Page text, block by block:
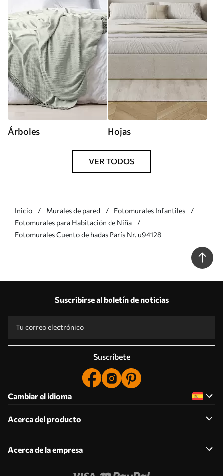
Árboles Hojas
VER TODOS
Inicio Murales de pared
Fotomurales Infantiles
Fotomurales para Habitación de Niña
Fotomurales Cuento de hadas París Nr. u94128
Suscribirse al boletín de noticias
Suscríbete
Cambiar el idioma
Acerca del producto
Acerca de la empresa